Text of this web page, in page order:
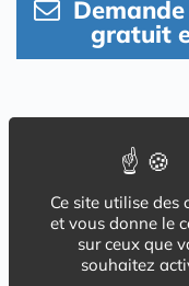
Demande
gratuit
Ce site utilise des
et vous donne le
sur ceux que
souhaitez